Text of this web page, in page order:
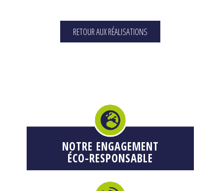
RETOUR AUX RÉALISATIONS
NOTRE ENGAGEMENT
ÉCO-RESPONSABLE